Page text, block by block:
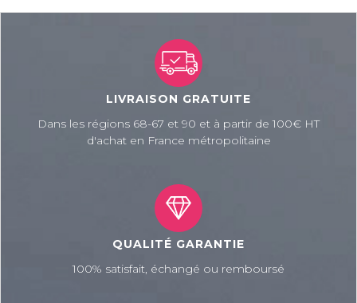
LIVRAISON GRATUITE
Dans les régions 68-67 et 90 et à partir de 100€ HT
d'achat en France métropolitaine
QUALITÉ GARANTIE
100% satisfait, échangé ou remboursé